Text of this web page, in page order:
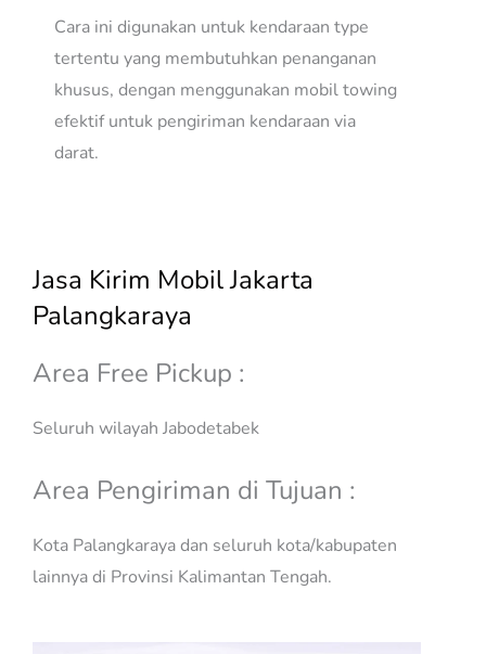
Cara ini digunakan untuk kendaraan type
tertentu yang membutuhkan penanganan
khusus, dengan menggunakan mobil towing
efektif untuk pengiriman kendaraan via
darat.
Jasa Kirim Mobil Jakarta
Palangkaraya
Area Free Pickup :
Seluruh wilayah Jabodetabek
Area Pengiriman di Tujuan :
Kota Palangkaraya dan seluruh kota/kabupaten
lainnya di Provinsi Kalimantan Tengah.